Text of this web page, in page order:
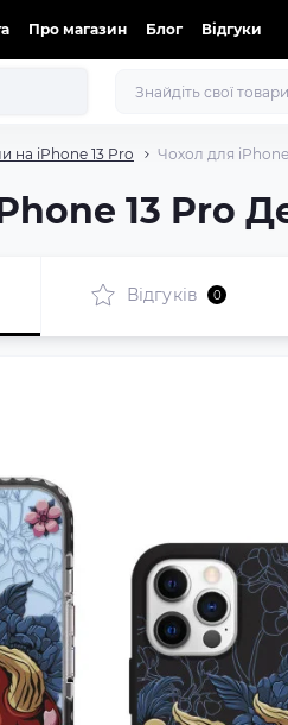
Про магазин Блог Відгуки
на iPhone 13 Pro Чохол для
13 Pro
Відгуків 0